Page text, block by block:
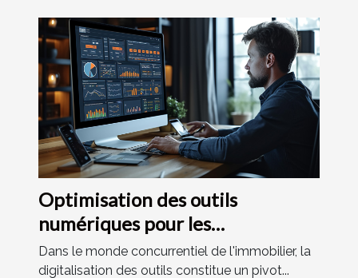
Optimisation des outils
numériques pour les
professionnels de l'immobilier :
comment améliorer votre
Dans le monde concurrentiel de l'immobilier, la
digitalisation des outils constitue un pivot...